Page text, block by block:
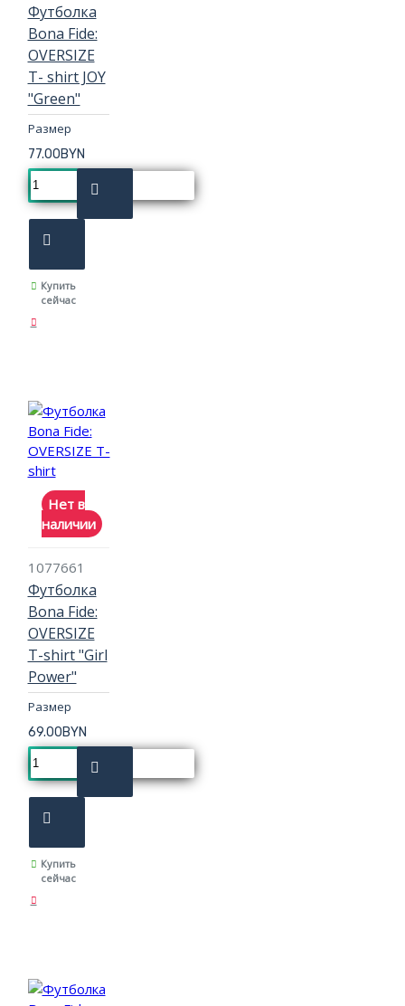
Футболка
Bona Fide:
OVERSIZE
T- shirt JOY
"Green"
Размер
77.00BYN
Купить
сейчас
Нет в
наличии
1077661
Футболка
Bona Fide:
OVERSIZE
T-shirt "Girl
Power"
Размер
69.00BYN
Купить
сейчас